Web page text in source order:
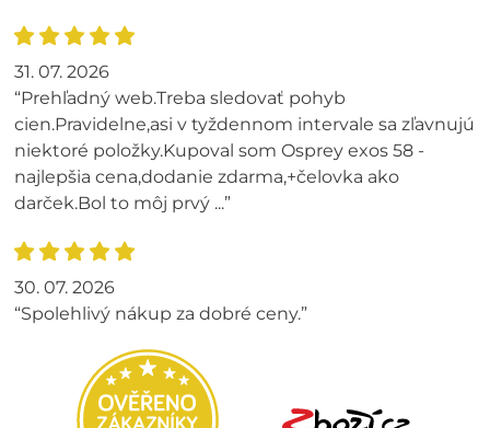
31. 07. 2026
“Prehľadný web.Treba sledovať pohyb
cien.Pravidelne,asi v tyždennom intervale sa zľavnujú
niektoré položky.Kupoval som Osprey exos 58 -
najlepšia cena,dodanie zdarma,+čelovka ako
darček.Bol to môj prvý ...”
30. 07. 2026
“Spolehlivý nákup za dobré ceny.”